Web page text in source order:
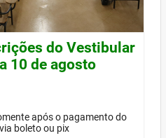
do Vestibular
10 de agosto
após o pagamento do
boleto ou pix